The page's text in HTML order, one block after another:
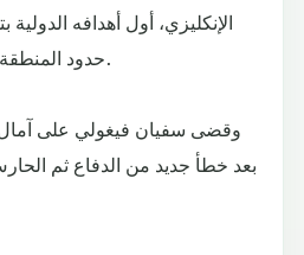
الإنكليزي، أول أهدافه
حدود المنطقة إلى يمين الحارس (40).
وقضى سفيان فيغولي على آمال
بعد خطأ جديد من الدفاع ثم